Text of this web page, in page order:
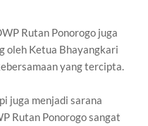
Rutan Ponorogo juga
oleh Ketua Bhayangkari
yang tercipta.
juga menjadi sarana
Rutan Ponorogo sangat